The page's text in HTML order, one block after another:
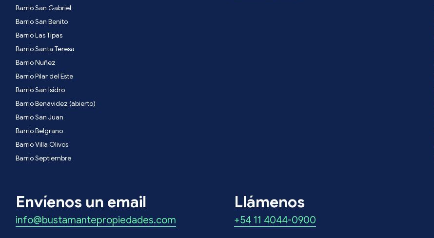
Barrio San Gabriel
Barrio San Benito
Barrio Las Tipas
Barrio Santa Teresa
Barrio Nuñez
Barrio Pilar del Este
Barrio San Isidro
Barrio Benavidez (abierto)
Barrio San Juan
Barrio Belgrano
Barrio Villa Olivos
Barrio Septiembre
Envíenos un email
info@bustamantepropiedades.com
Llámenos
+54 11 4044-0900